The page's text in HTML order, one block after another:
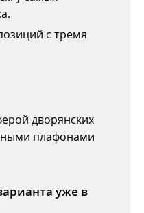
с тремя
дворянских
плафонами
уже в